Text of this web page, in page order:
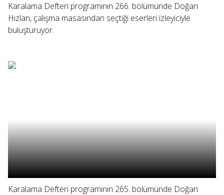
Karalama Defteri programının 266. bölümünde Doğan
Hızlan, çalışma masasından seçtiği eserleri izleyiciyle
buluşturuyor.
Karalama Defteri programının 265. bölümünde Doğan